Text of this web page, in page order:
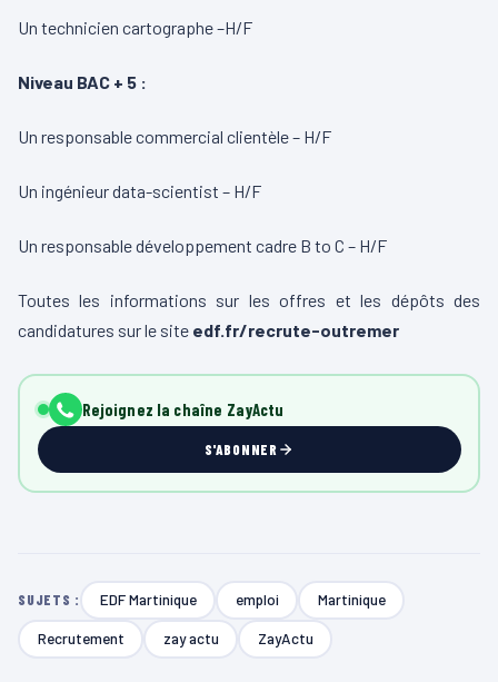
Un technicien cartographe –H/F
Niveau BAC + 5 :
Un responsable commercial clientèle – H/F
Un ingénieur data-scientist – H/F
Un responsable développement cadre B to C – H/F
Toutes les informations sur les offres et les dépôts des
candidatures sur le site edf.fr/recrute-outremer
Rejoignez la chaîne ZayActu
S'ABONNER
SUJETS : EDF Martinique emploi Martinique
Recrutement zay actu ZayActu